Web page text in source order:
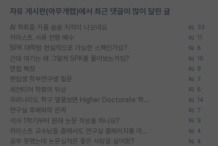
자유 게시판(아무개랩)에서 최근 댓글이 많이 달린 글
AI 학회들 거품 슬슬 지적이 나오네요 33
카이스트 서류 전형 배수 11
SPK 대학원 현실적으로 가능한 스펙인가요? 6
근데 여기는 왜 그렇게 SPK를 물어보는거임? 19
면접 복장 9
편입생 학부연구생 질문 7
세컨티어 학회의 위상 6
우리나라도 학구 열풍보면 Higher Doctorate 학위가 필요하다고 봅니다. 14
연구실 후배와의 관계 7
석사 1학기부터 원래 논문 작성을 하나요? 9
카이스트 교수님들 중에서도 연구실 홈페이지를 마련 안 하신 분들이 계시던데 4
공부 못했는데 논문실적은 좋은 사람을 싫어함? 4